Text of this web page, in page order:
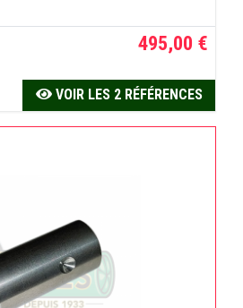
495,00 €
VOIR LES 2 RÉFÉRENCES